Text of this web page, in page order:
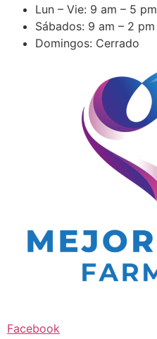
Lun – Vie: 9 am – 5 pm
Sábados: 9 am – 2 pm
Domingos: Cerrado
Facebook